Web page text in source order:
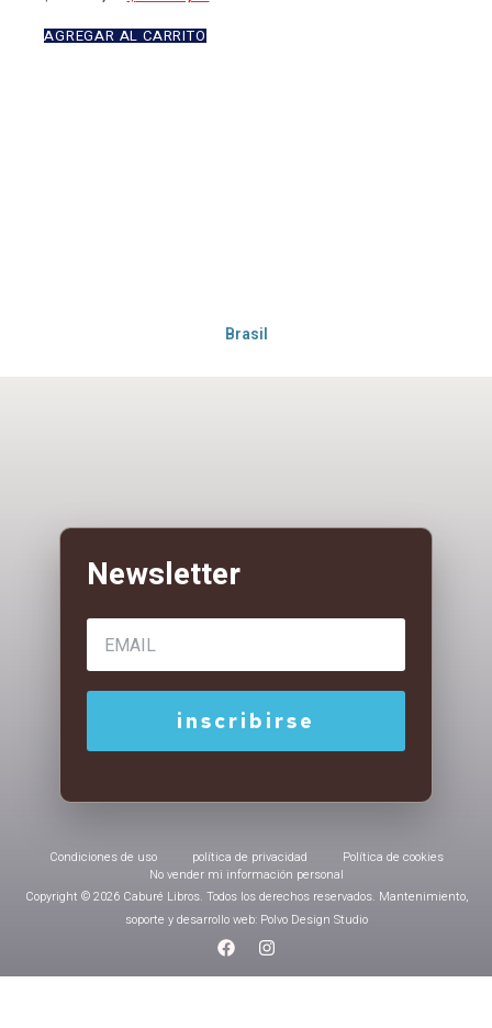
AGREGAR AL CARRITO
Brasil
Condiciones de uso política de privacidad
Política de cookies
No vender mi información personal
Copyright © 2026 Caburé Libros. Todos los derechos reservados. Mantenimiento,
soporte y desarrollo web: Polvo Design Studio